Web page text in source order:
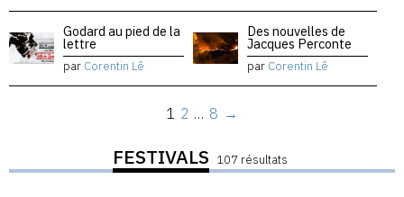
Godard au pied de la
lettre
par Corentin Lê
Des nouvelles de
Jacques Perconte
par Corentin Lê
1 2 … 8 →
FESTIVALS 107 résultats